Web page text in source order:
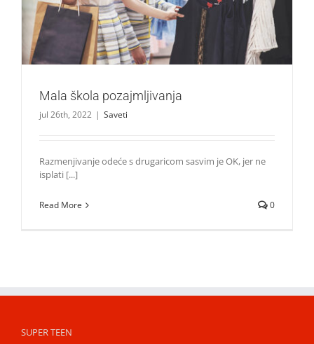
Saveti
Mala škola pozajmljivanja
jul 26th, 2022 | Saveti
Razmenjivanje odeće s drugaricom sasvim je OK, jer ne
isplati [...]
Read More 0
SUPER TEEN